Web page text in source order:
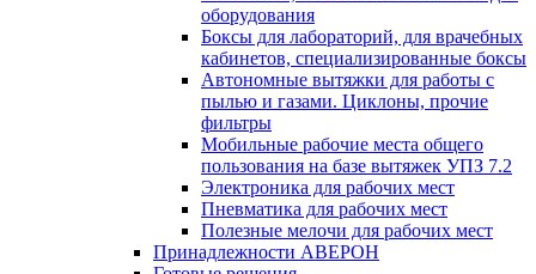
оборудования
Боксы для лабораторий, для врачебных
кабинетов, специализированные боксы
Автономные вытяжки для работы с
пылью и газами. Циклоны, прочие
фильтры
Мобильные рабочие места общего
пользования на базе вытяжек УПЗ 7.2
Электроника для рабочих мест
Пневматика для рабочих мест
Полезные мелочи для рабочих мест
Принадлежности АВЕРОН